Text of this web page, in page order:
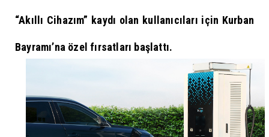
“Akıllı Cihazım” kaydı olan kullanıcıları için Kurban
Bayramı’na özel fırsatları başlattı.